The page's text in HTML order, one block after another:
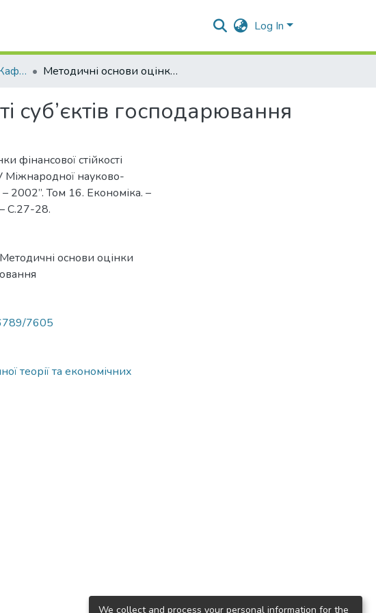
Log In
Друковані видання. Кафедра економічної теорії та економічних досліджень Методичні основи оцінки фінансової стійкості суб’єктів господарювання
суб’єктів господарювання
стійкості
Міжнародної науково-
– 2002”. Том 16. Економіка. –
С.27-28.
Методичні основи оцінки
7605
теорії та економічних
We collect and process your personal information for the